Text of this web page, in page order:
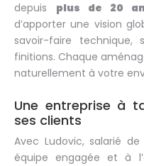
depuis plus de 20
d’apporter une vision
savoir-faire
finitions. Chaque
naturellement à votre
Une entreprise à
ses clients
Avec Ludovic, salarié
équipe engagée et à